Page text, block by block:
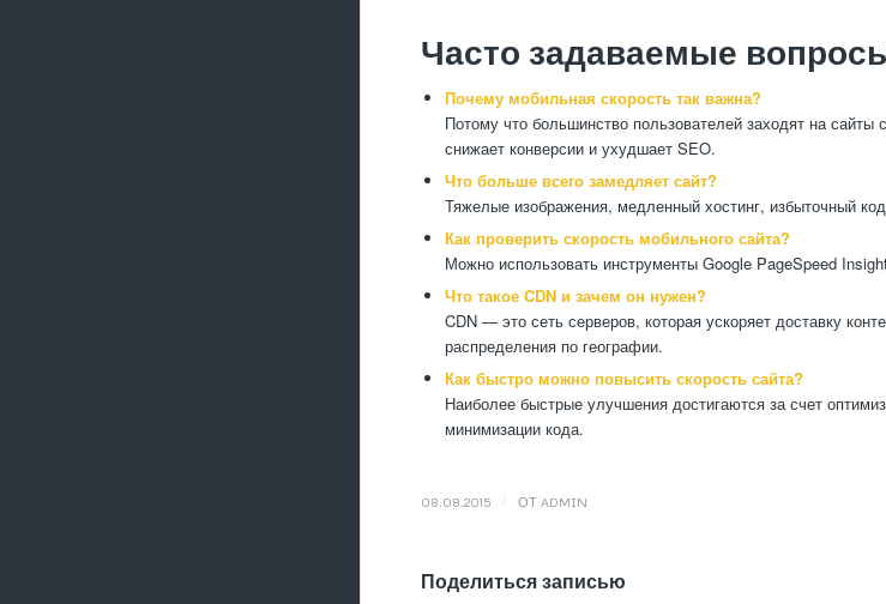
Часто задаваемые
Почему мобильная скорость так важна?
Потому что большинство пользователей заходят на
снижает конверсии и ухудшает SEO.
Что больше всего замедляет сайт?
Тяжелые изображения, медленный хостинг, избыточный
Как проверить скорость мобильного сайта?
Можно использовать инструменты Google PageSpeed
Что такое CDN и зачем он нужен?
CDN — это сеть серверов, которая ускоряет доставку
распределения по географии.
Как быстро можно повысить скорость сайта?
Наиболее быстрые улучшения достигаются за счет
минимизации кода.
08.08.2015 ОТ ADMIN
Поделиться записью